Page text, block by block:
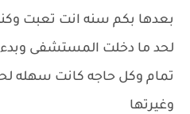
بعدها بكم سنه انت تعبت
لحد ما دخلت المستشفى
تمام وكل حاجه كانت سهله
وغيرتها